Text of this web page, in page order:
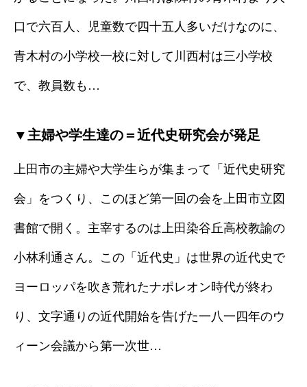
口で六百人、児童数で四十五人多いだけなのに、
青木村の小学校一校に対して川西村は三小学校
で、教員数も…
▼主婦や学生達の＝近代史研究会が発足
上田市の主婦や大学生らが集まって「近代史研究
会」をつくり、このほど第一回の会を上田市立図
書館で開く。主宰するのは上田染谷丘高校教諭の
小林利通さん。この「近代史」は世界の近代史で
ヨーロッパを吹き荒れたナポレオン時代が終わ
り、文字通りの近代開始を告げた一八一四年のウ
ィーン会議から第一次世…